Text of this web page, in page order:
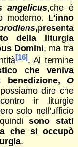
angelicus,che è
moderno. L'inno
,presenta
della liturgia
Domini, ma tra
[16]. Al termine
che veniva
O
dire che
in liturgie
solo nell'ufficio
sono stati
che si occupò
.